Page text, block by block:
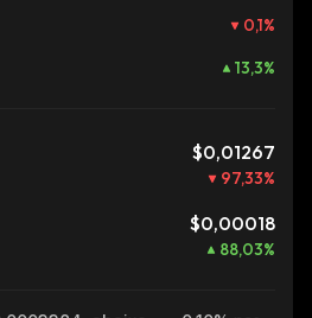
0,1%
13,3%
$0,01267
97,33%
$0,00018
88,03%